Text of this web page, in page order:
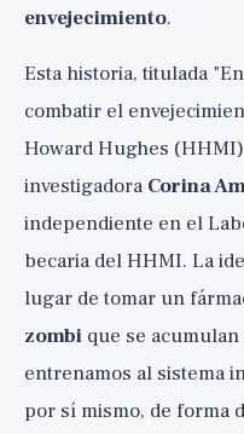
Nature 2020
¿Deberíamos
¿Qué
investigación?
La
envejecimiento.
Esta historia, titulada
combatir el
Howard Hughes
investigadora Corina
independiente en el
becaria del HHMI. La
lugar de tomar un
zombi que se
entrenamos al sistema
por sí mismo, de forma